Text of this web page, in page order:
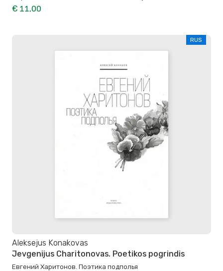
€ 11,00
RUS
Aleksejus Konakovas
Jevgenijus Charitonovas. Poetikos pogrindis
Евгений Харитонов. Поэтика подполья